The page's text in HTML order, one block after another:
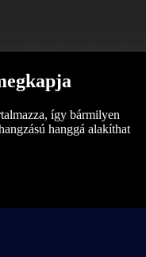
így bármilyen
hanggá alakíthat